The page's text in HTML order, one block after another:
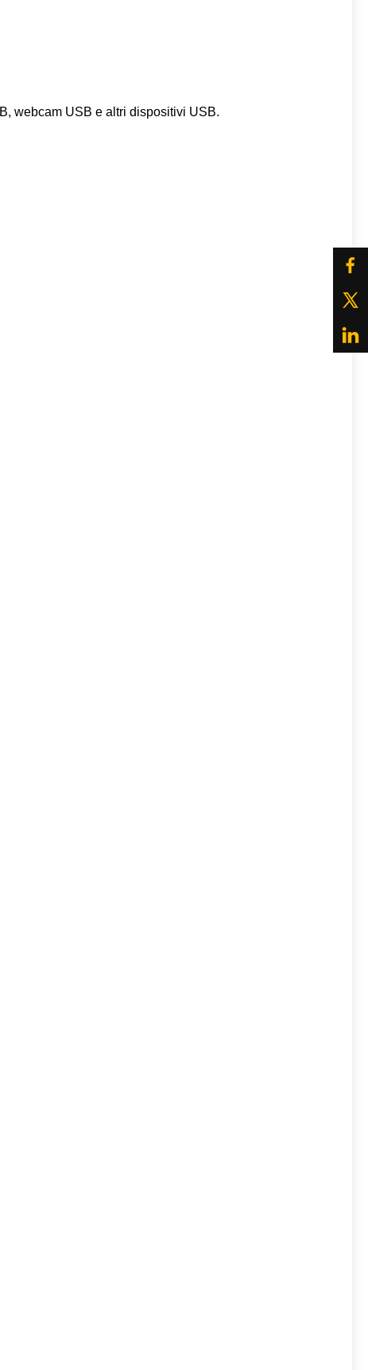
webcam USB e altri dispositivi USB.